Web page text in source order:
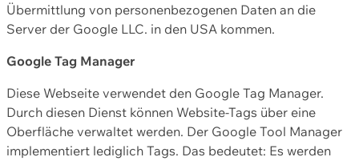
Übermittlung von personenbezogenen Daten an die
Server der Google LLC. in den USA kommen.
Google Tag Manager
Diese Webseite verwendet den Google Tag Manager.
Durch diesen Dienst können Website-Tags über eine
Oberfläche verwaltet werden. Der Google Tool Manager
implementiert lediglich Tags. Das bedeutet: Es werden